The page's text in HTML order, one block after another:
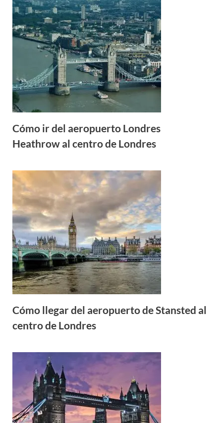
Cómo ir del aeropuerto Londres
Heathrow al centro de Londres
Cómo llegar del aeropuerto de Stansted al
centro de Londres